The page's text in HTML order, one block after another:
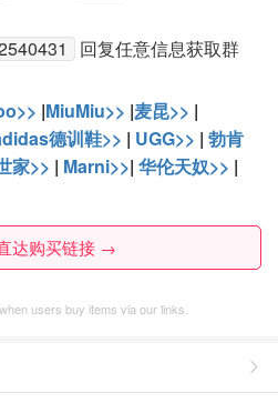
回复任意信息获取群
|MiuMiu>> |麦昆>> |
德训鞋>> | UGG>> | 勃肯
家>> | Marni>>| 华伦天奴>> |
达购买链接 →
users buy items via our links.